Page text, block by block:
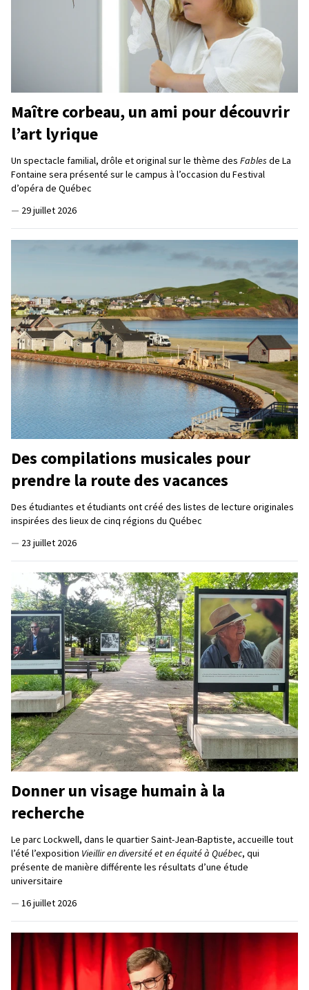
Maître corbeau, un ami pour découvrir
l’art lyrique
Un spectacle familial, drôle et original sur le thème des Fables de La
Fontaine sera présenté sur le campus à l’occasion du Festival
d’opéra de Québec
— 29 juillet 2026
Des compilations musicales pour
prendre la route des vacances
Des étudiantes et étudiants ont créé des listes de lecture originales
inspirées des lieux de cinq régions du Québec
— 23 juillet 2026
Donner un visage humain à la
recherche
Le parc Lockwell, dans le quartier Saint-Jean-Baptiste, accueille tout
l’été l’exposition Vieillir en diversité et en équité à Québec, qui
présente de manière différente les résultats d’une étude
universitaire
— 16 juillet 2026